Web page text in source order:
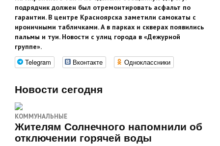
подрядчик должен был отремонтировать асфальт по
гарантии. В центре Красноярска заметили самокаты с
ироничными табличками. А в парках и скверах появились
пальмы и туи. Новости с улиц города в «Дежурной
группе».
Telegram Вконтакте Одноклассники
Новости сегодня
КОММУНАЛЬНЫЕ
Жителям Солнечного напомнили об
отключении горячей воды